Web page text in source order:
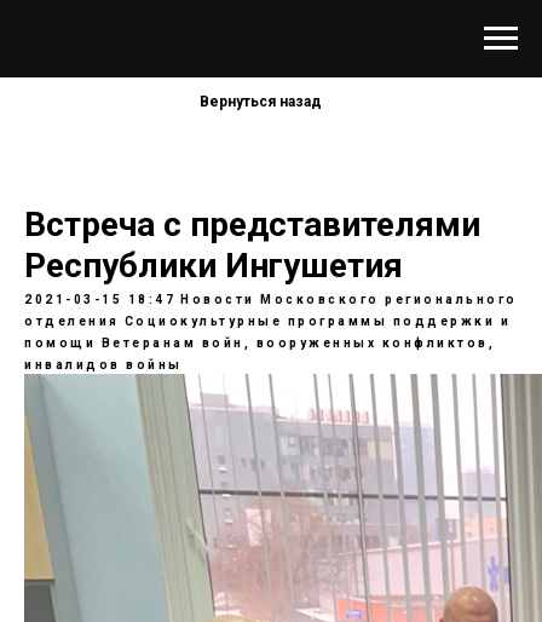
Вернуться назад
Встреча с представителями
Республики Ингушетия
2021-03-15 18:47
Новости Московского регионального
отделения
Социокультурные программы поддержки и
помощи Ветеранам войн, вооруженных конфликтов,
инвалидов войны